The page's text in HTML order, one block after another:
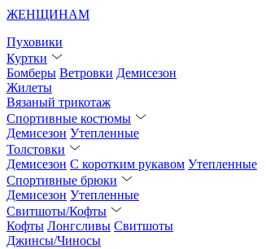
ЖЕНЩИНАМ
Пуховики
Куртки
Бомберы Ветровки Демисезон
Жилеты
Вязаный трикотаж
Спортивные костюмы
Демисезон Утепленные
Толстовки
Демисезон С коротким рукавом Утепленные
Спортивные брюки
Демисезон Утепленные
Свитшоты/Кофты
Кофты Лонгсливы Свитшоты
Джинсы/Чиносы